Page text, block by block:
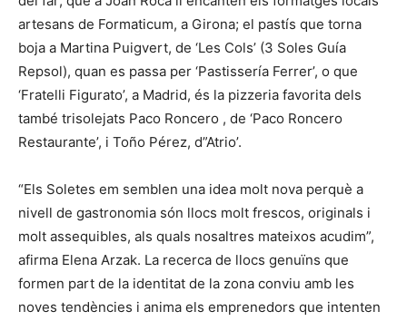
artesans de Formaticum, a Girona; el pastís que torna
boja a Martina Puigvert, de ‘Les Cols’ (3 Soles Guía
Repsol), quan es passa per ‘Pastissería Ferrer’, o que
‘Fratelli Figurato’, a Madrid, és la pizzeria favorita dels
també trisolejats Paco Roncero , de ‘Paco Roncero
Restaurante’, i Toño Pérez, d”Atrio’.
“Els Soletes em semblen una idea molt nova perquè a
nivell de gastronomia són llocs molt frescos, originals i
molt assequibles, als quals nosaltres mateixos acudim”,
afirma Elena Arzak. La recerca de llocs genuïns que
formen part de la identitat de la zona conviu amb les
noves tendències i anima els emprenedors que intenten